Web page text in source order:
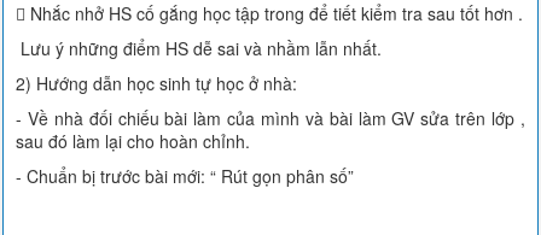
 Nhắc nhở HS cố gắng học tập trong để tiết kiểm tra sau tốt hơn .
Lưu ý những điểm HS dễ sai và nhầm lẫn nhất.
2) Hướng dẫn học sinh tự học ở nhà:
- Về nhà đối chiếu bài làm của mình và bài làm GV sửa trên lớp ,
sau đó làm lại cho hoàn chỉnh.
- Chuẩn bị trước bài mới: “ Rút gọn phân số”